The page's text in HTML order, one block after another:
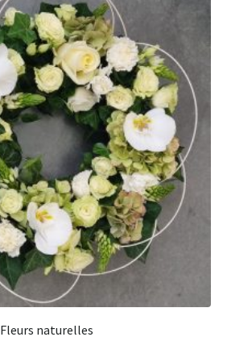
Fleurs naturelles